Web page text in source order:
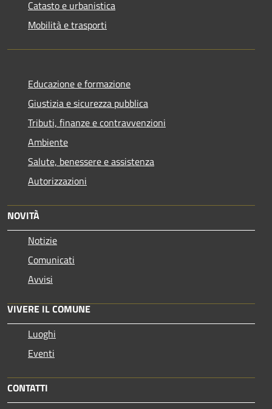
Catasto e urbanistica
Mobilità e trasporti
Educazione e formazione
Giustizia e sicurezza pubblica
Tributi, finanze e contravvenzioni
Ambiente
Salute, benessere e assistenza
Autorizzazioni
NOVITÀ
Notizie
Comunicati
Avvisi
VIVERE IL COMUNE
Luoghi
Eventi
CONTATTI